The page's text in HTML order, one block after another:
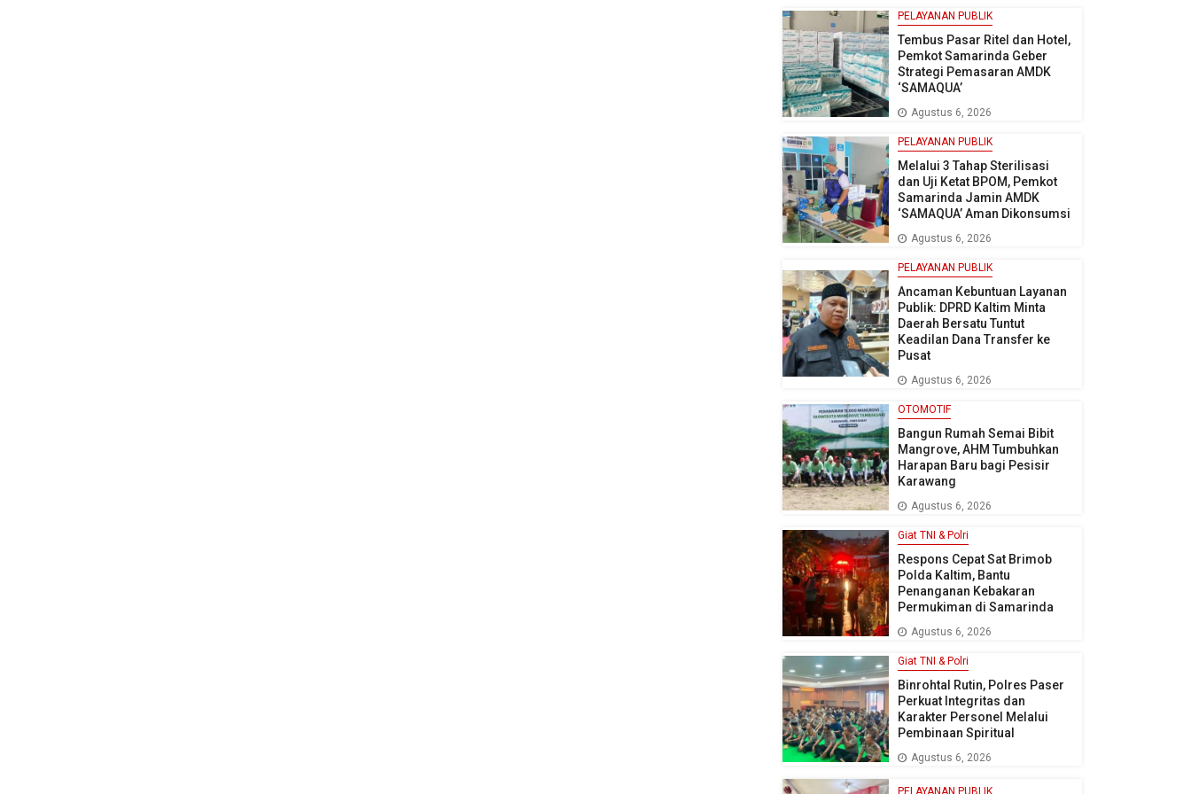
PELAYANAN PUBLIK
Tembus Pasar Ritel dan Hotel,
Pemkot Samarinda Geber
Strategi Pemasaran AMDK
‘SAMAQUA’
Agustus 6, 2026
PELAYANAN PUBLIK
Melalui 3 Tahap Sterilisasi
dan Uji Ketat BPOM, Pemkot
Samarinda Jamin AMDK
‘SAMAQUA’ Aman Dikonsumsi
Agustus 6, 2026
PELAYANAN PUBLIK
Ancaman Kebuntuan Layanan
Publik: DPRD Kaltim Minta
Daerah Bersatu Tuntut
Keadilan Dana Transfer ke
Pusat
Agustus 6, 2026
OTOMOTIF
Bangun Rumah Semai Bibit
Mangrove, AHM Tumbuhkan
Harapan Baru bagi Pesisir
Karawang
Agustus 6, 2026
Giat TNI & Polri
Respons Cepat Sat Brimob
Polda Kaltim, Bantu
Penanganan Kebakaran
Permukiman di Samarinda
Agustus 6, 2026
Giat TNI & Polri
Binrohtal Rutin, Polres Paser
Perkuat Integritas dan
Karakter Personel Melalui
Pembinaan Spiritual
Agustus 6, 2026
PELAYANAN PUBLIK